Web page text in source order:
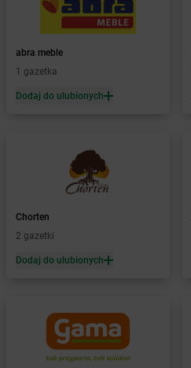
Barcin
Żabka Barczewo
Żabka Bardo
Żabka Barlinek
Żabka Barniewice
Baruchowo
Barwałd Średni
Barwice
Żabka Bełchatów
Bestwina
Bestwinka
Bezrzecze
abra meble
1 gazetka
Dodaj do ulubionych
Chorten
2 gazetki
Dodaj do ulubionych